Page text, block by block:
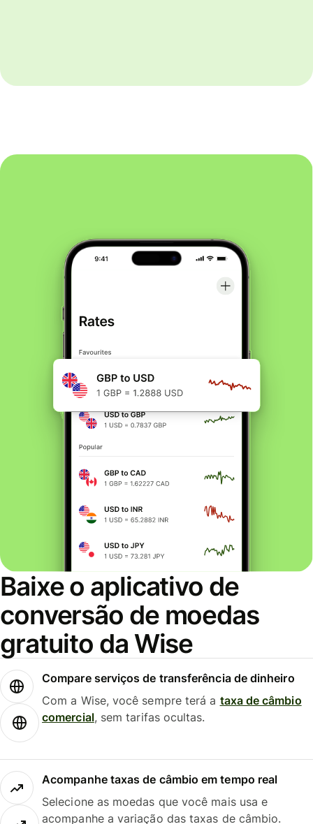
Baixe o aplicativo de
conversão de moedas
gratuito da Wise
Compare serviços de transferência de dinheiro
Com a Wise, você sempre terá a taxa de câmbio
comercial, sem tarifas ocultas.
Acompanhe taxas de câmbio em tempo real
Selecione as moedas que você mais usa e
acompanhe a variação das taxas de câmbio.